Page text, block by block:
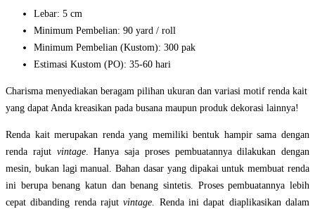
Lebar: 5 cm
Minimum Pembelian: 90 yard / roll
Minimum Pembelian (Kustom): 300 pak
Estimasi Kustom (PO): 35-60 hari
Charisma menyediakan beragam pilihan ukuran dan variasi motif renda kait
yang dapat Anda kreasikan pada busana maupun produk dekorasi lainnya!
Renda kait merupakan renda yang memiliki bentuk hampir sama dengan
renda rajut vintage. Hanya saja proses pembuatannya dilakukan dengan
mesin, bukan lagi manual. Bahan dasar yang dipakai untuk membuat renda
ini berupa benang katun dan benang sintetis. Proses pembuatannya lebih
cepat dibanding renda rajutvintage. Renda ini dapat diaplikasikan dalam